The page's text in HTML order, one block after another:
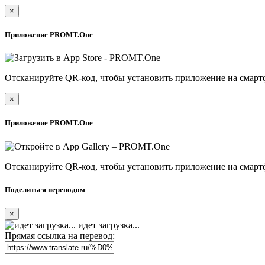
×
Приложение PROMT.One
Отсканируйте QR-код, чтобы установить приложение на
×
Приложение PROMT.One
Отсканируйте QR-код, чтобы установить приложение на
Поделиться переводом
×
идет загрузка...
Прямая ссылка на перевод: